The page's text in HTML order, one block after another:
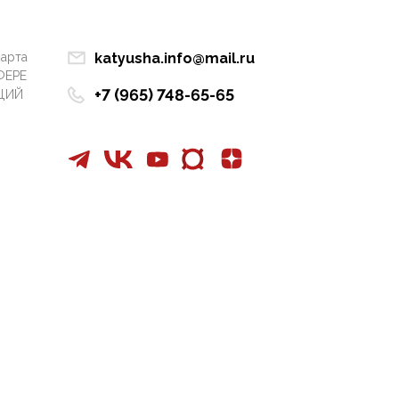
ценностей: «Новые
люди» поднимают
электорат феминисток
на битву с
katyusha.info@mail.ru
+7 (965) 748-65-65